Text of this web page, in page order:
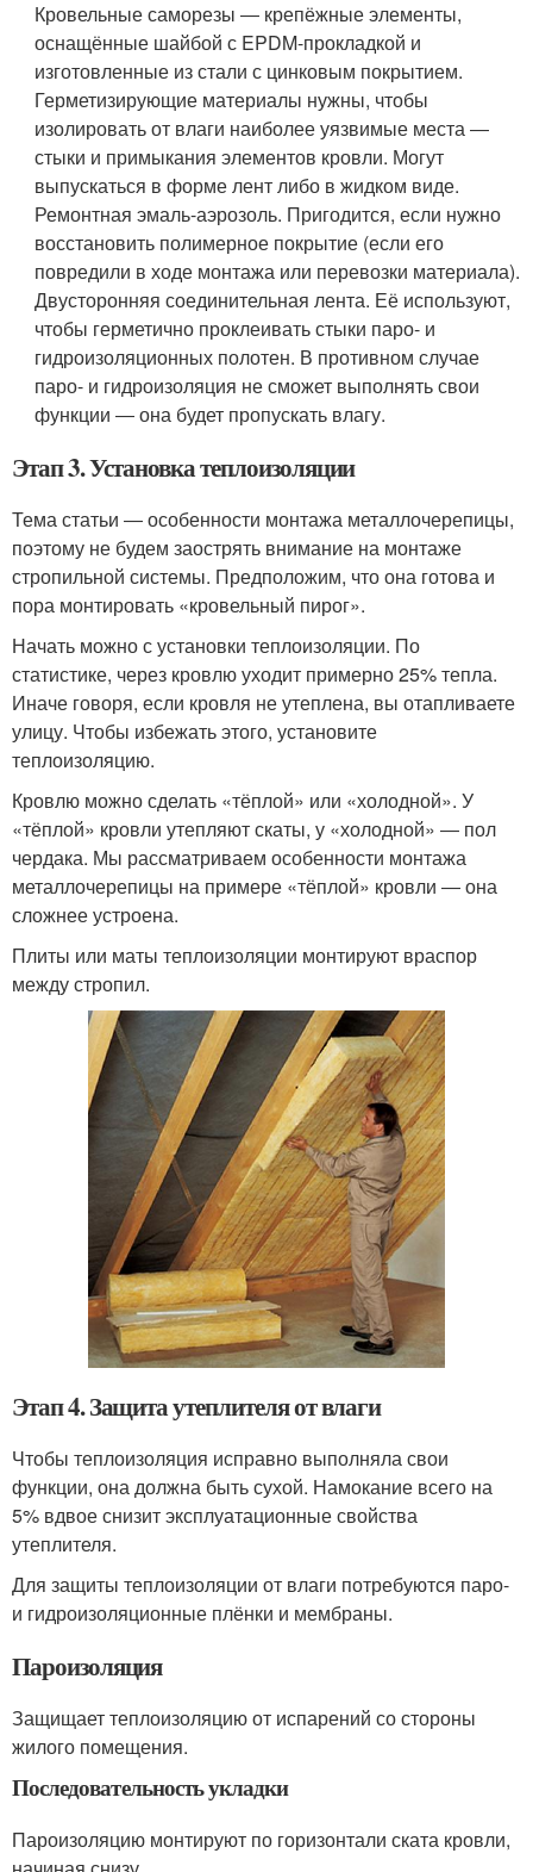
Кровельные саморезы ― крепёжные элементы,
оснащённые шайбой с EPDM-прокладкой и
изготовленные из стали с цинковым покрытием.
Герметизирующие материалы нужны, чтобы
изолировать от влаги наиболее уязвимые места ―
стыки и примыкания элементов кровли. Могут
выпускаться в форме лент либо в жидком виде.
Ремонтная эмаль-аэрозоль. Пригодится, если нужно
восстановить полимерное покрытие (если его
повредили в ходе монтажа или перевозки материала).
Двусторонняя соединительная лента. Её используют,
чтобы герметично проклеивать стыки паро- и
гидроизоляционных полотен. В противном случае
паро- и гидроизоляция не сможет выполнять свои
функции ― она будет пропускать влагу.
Этап 3. Установка теплоизоляции
Тема статьи ― особенности монтажа металлочерепицы,
поэтому не будем заострять внимание на монтаже
стропильной системы. Предположим, что она готова и
пора монтировать «кровельный пирог».
Начать можно с установки теплоизоляции. По
статистике, через кровлю уходит примерно 25% тепла.
Иначе говоря, если кровля не утеплена, вы отапливаете
улицу. Чтобы избежать этого, установите
теплоизоляцию.
Кровлю можно сделать «тёплой» или «холодной». У
«тёплой» кровли утепляют скаты, у «холодной» ― пол
чердака. Мы рассматриваем особенности монтажа
металлочерепицы на примере «тёплой» кровли ― она
сложнее устроена.
Плиты или маты теплоизоляции монтируют враспор
между стропил.
Этап 4. Защита утеплителя от влаги
Чтобы теплоизоляция исправно выполняла свои
функции, она должна быть сухой. Намокание всего на
5% вдвое снизит эксплуатационные свойства
утеплителя.
Для защиты теплоизоляции от влаги потребуются паро-
и гидроизоляционные плёнки и мембраны.
Пароизоляция
Защищает теплоизоляцию от испарений со стороны
жилого помещения.
Последовательность укладки
Пароизоляцию монтируют по горизонтали ската кровли,